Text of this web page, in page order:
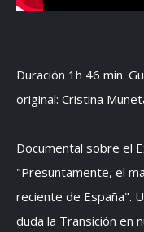
Duración 1h 46 min.
original: Cristina
Documental sobre el
"Presuntamente, el
reciente de España".
duda la Transición en